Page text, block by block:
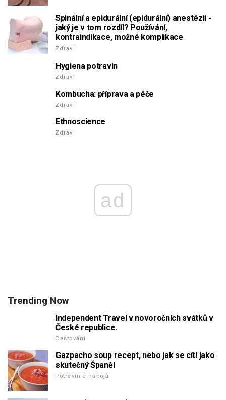
Spinální a epidurální (epidurální) anestézii -
jaký je v tom rozdíl? Používání,
kontraindikace, možné komplikace
Zdraví
Hygiena potravin
Zdraví
Kombucha: příprava a péče
Zdraví
Ethnoscience
Zdraví
ad
Trending Now
Independent Travel v novoročních svátků v
České republice.
Cestování
Gazpacho soup recept, nebo jak se cítí jako
skutečný Španěl
Potravin a nápojů